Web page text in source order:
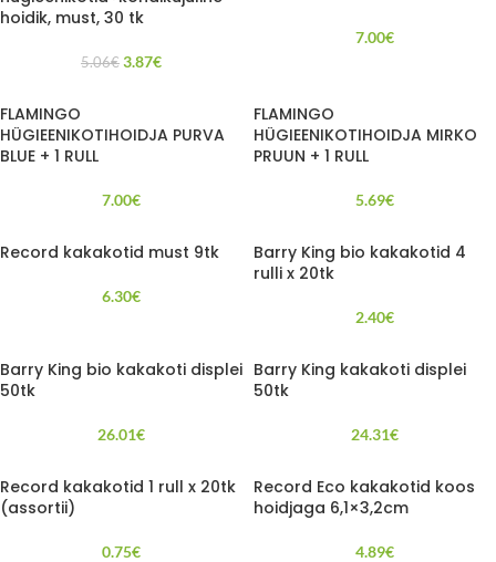
hoidik, must, 30 tk
5.06€ 3.87€
7.00€
FLAMINGO
HÜGIEENIKOTIHOIDJA PURVA
BLUE + 1 RULL
7.00€
FLAMINGO
HÜGIEENIKOTIHOIDJA MIRKO
PRUUN + 1 RULL
5.69€
Record kakakotid must 9tk
6.30€
Barry King bio kakakotid 4
rulli x 20tk
2.40€
Barry King bio kakakoti displei
50tk
26.01€
Barry King kakakoti displei
50tk
24.31€
Record kakakotid 1 rull x 20tk
(assortii)
0.75€
Record Eco kakakotid koos
hoidjaga 6,1×3,2cm
4.89€